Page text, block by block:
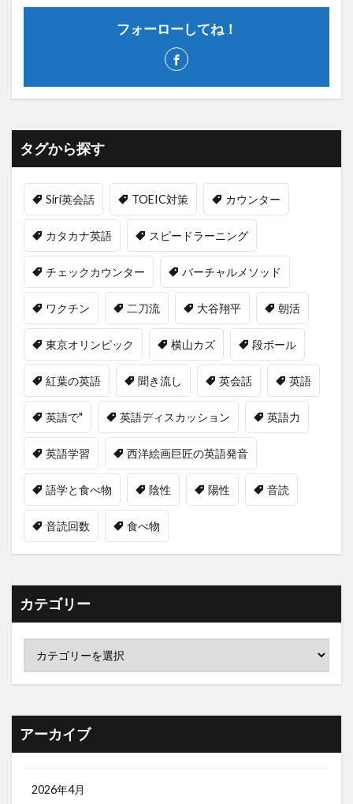
フォーローしてね！
タグから探す
Siri英会話 TOEIC対策 カウンター
カタカナ英語 スピードラーニング
チェックカウンター バーチャルメソッド
ワクチン 二刀流 大谷翔平 朝活
東京オリンピック 横山カズ 段ボール
紅葉の英語 聞き流し 英会話 英語
英語で" 英語ディスカッション 英語力
英語学習 西洋絵画巨匠の英語発音
語学と食べ物 陰性 陽性 音読
音読回数 食べ物
カテゴリー
アーカイブ
2026年4月